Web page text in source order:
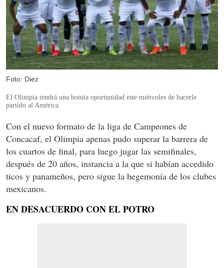
Foto: Diez
El Olimpia tendrá una bonita oportunidad este miércoles de hacerle
partido al América.
Con el nuevo formato de la liga de Campeones de
Concacaf, el Olimpia apenas pudo superar la barrera de
los cuartos de final, para luego jugar las semifinales,
después de 20 años, instancia a la que si habían accedido
ticos y panameños, pero sigue la hegemonía de los clubes
mexicanos.
EN DESACUERDO CON EL POTRO